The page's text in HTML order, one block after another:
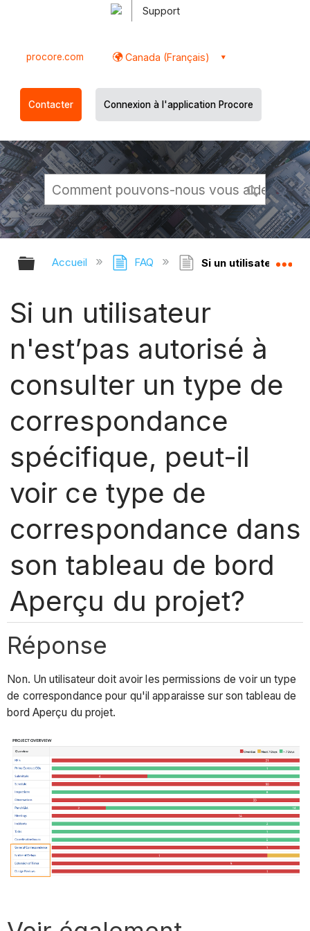
Support
procore.com Canada (Français)
Contacter Connexion à l'application Procore
Développer/réduire la hiérarchie
Accueil FAQ Si un utilisateur
Si un utilisateur
n'est’pas autorisé à
consulter un type de
correspondance
spécifique, peut-il
voir ce type de
correspondance dans
son tableau de bord
Aperçu du projet?
Réponse
Non. Un utilisateur doit avoir les permissions de voir un type
de correspondance pour qu'il apparaisse sur son tableau de
bord Aperçu du projet.